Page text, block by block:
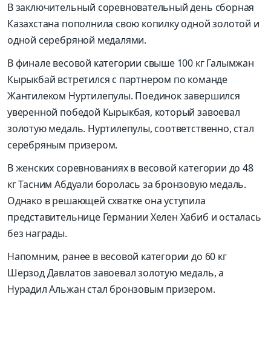
В заключительный соревновательный день сборная
Казахстана пополнила свою копилку одной золотой и
одной серебряной медалями.
В финале весовой категории свыше 100 кг Галымжан
Кырыкбай встретился с партнером по команде
Жантилеком Нуртилепулы. Поединок завершился
уверенной победой Кырыкбая, который завоевал
золотую медаль. Нуртилепулы, соответственно, стал
серебряным призером.
В женских соревнованиях в весовой категории до 48
кг Тасним Абдуали боролась за бронзовую медаль.
Однако в решающей схватке она уступила
представительнице Германии Хелен Хабиб и осталась
без награды.
Напомним, ранее в весовой категории до 60 кг
Шерзод Давлатов завоевал золотую медаль, а
Нурадил Альжан стал бронзовым призером.